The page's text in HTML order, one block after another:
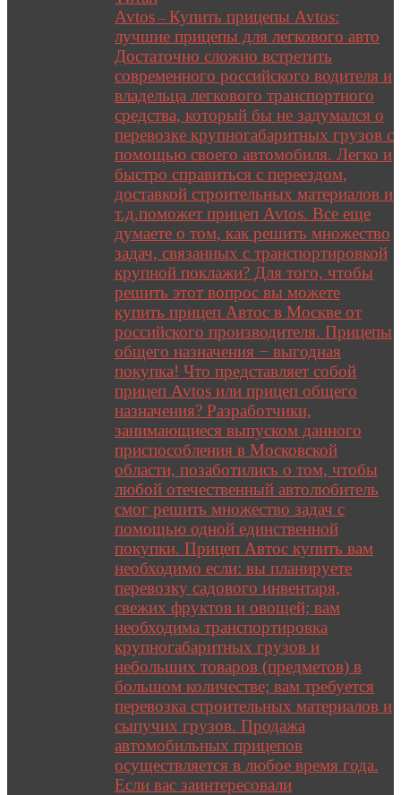
Avtos – Купить прицепы Avtos:
лучшие прицепы для легкового авто
Достаточно сложно встретить
современного российского водителя и
владельца легкового транспортного
средства, который бы не задумался о
перевозке крупногабаритных грузов с
помощью своего автомобиля. Легко и
быстро справиться с переездом,
доставкой строительных материалов и
т.д.поможет прицеп Avtos. Все еще
думаете о том, как решить множество
задач, связанных с транспортировкой
крупной поклажи? Для того, чтобы
решить этот вопрос вы можете
купить прицеп Автос в Москве от
российского производителя. Прицепы
общего назначения − выгодная
покупка! Что представляет собой
прицеп Avtos или прицеп общего
назначения? Разработчики,
занимающиеся выпуском данного
приспособления в Московской
области, позаботились о том, чтобы
любой отечественный автолюбитель
смог решить множество задач с
помощью одной единственной
покупки. Прицеп Автос купить вам
необходимо если: вы планируете
перевозку садового инвентаря,
свежих фруктов и овощей; вам
необходима транспортировка
крупногабаритных грузов и
небольших товаров (предметов) в
большом количестве; вам требуется
перевозка строительных материалов и
сыпучих грузов. Продажа
автомобильных прицепов
осуществляется в любое время года.
Если вас заинтересовали